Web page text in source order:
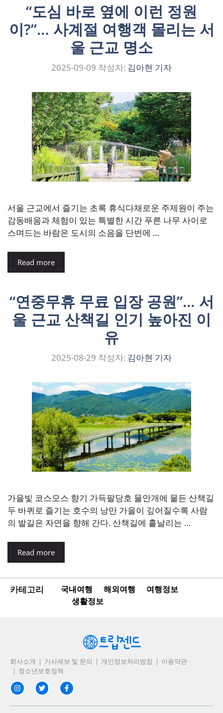
“도심 바로 옆에 이런 정원
이?”… 사계절 여행객 몰리는 서
울 근교 명소
2025-09-09 작성자: 김아현 기자
서울 근교에서 즐기는 초록 휴식다채로운 주제원이 주는
감동배움과 체험이 있는 특별한 시간 푸른 나무 사이로
스며드는 바람은 도시의 소음을 단번에 …
Read more
“연중무휴 무료 입장 공원”… 서
울 근교 산책길 인기 높아진 이
유
2025-08-29 작성자: 김아현 기자
가을빛 코스모스 향기 가득팔당호 물안개에 물든 산책길
두 바퀴로 즐기는 호수의 낭만 가을이 깊어질수록 사람
의 발길은 자연을 향해 간다. 산책길에 흩날리는 …
Read more
카테고리 국내여행 해외여행
여행정보
생활정보
회사소개 기사제보 및 문의 개인정보처리방침
이용약관
청소년보호정책